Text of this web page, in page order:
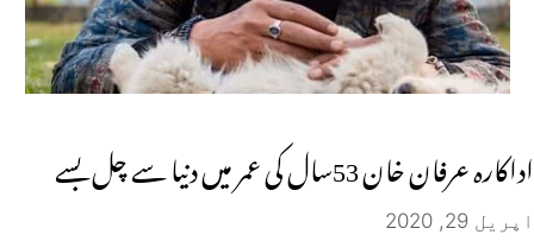
اداکارہ عرفان خان 53سال کی عمر میں دنیا سے چل بسے
اپریل 29, 2020